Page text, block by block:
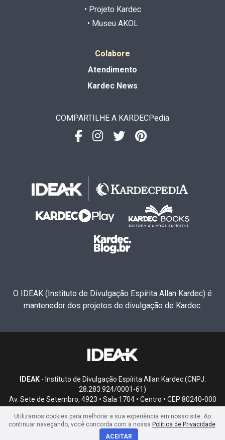
• Projeto Kardec
• Museu AKOL
Colabore
Atendimento
Kardec News
COMPARTILHE A KARDECPedia
O IDEAK (Instituto de Divulgação Espírita Allan Kardec) é
mantenedor dos projetos de divulgação de Kardec.
IDEAK- Instituto de Divulgação Espírita Allan Kardec (CNPJ:
28.283.924/0001-61)
Av. Sete de Setembro, 4923 • Sala 1704 • Centro • CEP 80240-000
Utilizamos cookies para melhorar a sua experiência em nosso site. Ao
continuar navegando, você concorda com a nossa Política de Privacidade.
ACEITAR